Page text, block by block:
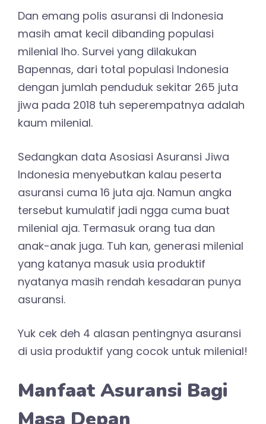
Dan emang polis asuransi di Indonesia
masih amat kecil dibanding populasi
milenial lho. Survei yang dilakukan
Bapennas, dari total populasi Indonesia
dengan jumlah penduduk sekitar 265 juta
jiwa pada 2018 tuh seperempatnya adalah
kaum milenial.
Sedangkan data Asosiasi Asuransi Jiwa
Indonesia menyebutkan kalau peserta
asuransi cuma 16 juta aja. Namun angka
tersebut kumulatif jadi ngga cuma buat
milenial aja. Termasuk orang tua dan
anak-anak juga. Tuh kan, generasi milenial
yang katanya masuk usia produktif
nyatanya masih rendah kesadaran punya
asuransi.
Yuk cek deh 4 alasan pentingnya asuransi
di usia produktif yang cocok untuk milenial!
Manfaat Asuransi Bagi